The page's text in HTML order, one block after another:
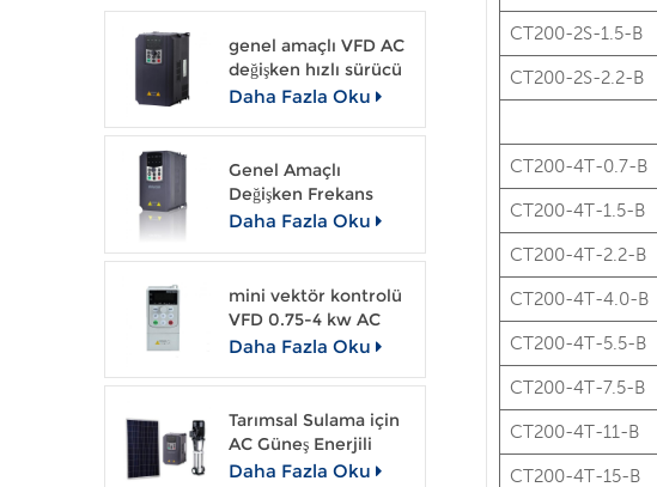
genel amaçlı VFD AC
değişken hızlı sürücü
Daha Fazla Oku
Genel Amaçlı
Değişken Frekans
Sürücüsü Açık Çevrim
Daha Fazla Oku
mini vektör kontrolü
VFD 0.75-4 kw AC
sürücü
Daha Fazla Oku
Tarımsal Sulama için
AC Güneş Enerjili
Pompa Sistemi
Daha Fazla Oku
CT200-2S-1.5-B
CT200-2S-2.2-B
CT200-4T-0.7-B
CT200-4T-1.5-B
CT200-4T-2.2-B
CT200-4T-4.0-B
CT200-4T-5.5-B
CT200-4T-7.5-B
CT200-4T-11-B
CT200-4T-15-B